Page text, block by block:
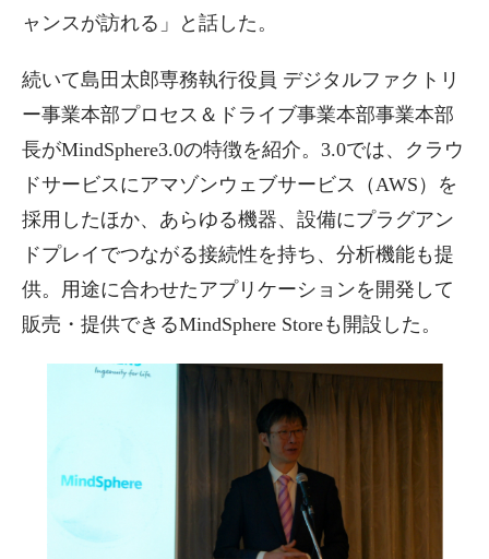
ャンスが訪れる」と話した。
続いて島田太郎専務執行役員 デジタルファクトリ
ー事業本部プロセス＆ドライブ事業本部事業本部
長がMindSphere3.0の特徴を紹介。3.0では、クラウ
ドサービスにアマゾンウェブサービス（AWS）を
採用したほか、あらゆる機器、設備にプラグアン
ドプレイでつながる接続性を持ち、分析機能も提
供。用途に合わせたアプリケーションを開発して
販売・提供できるMindSphere Storeも開設した。